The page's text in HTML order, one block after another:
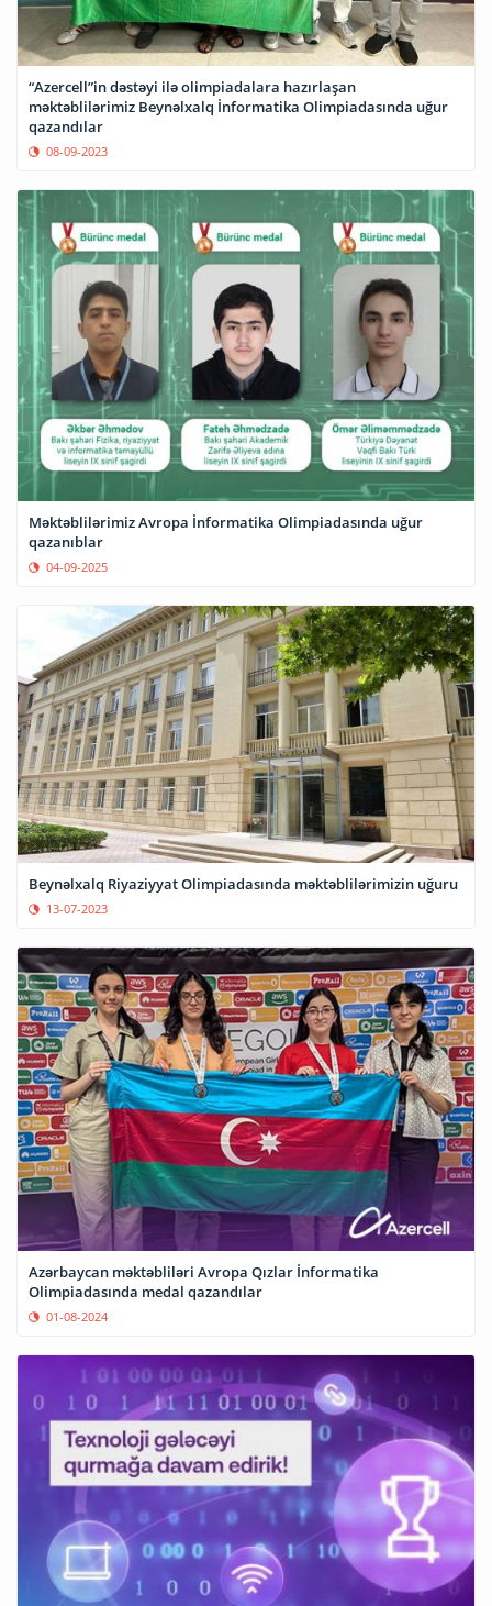
“Azercell”in dəstəyi ilə olimpiadalara hazırlaşan
məktəblilərimiz Beynəlxalq İnformatika Olimpiadasında uğur
qazandılar
08-09-2023
Məktəblilərimiz Avropa İnformatika Olimpiadasında uğur
qazanıblar
04-09-2025
Beynəlxalq Riyaziyyat Olimpiadasında məktəblilərimizin uğuru
13-07-2023
Azərbaycan məktəbliləri Avropa Qızlar İnformatika
Olimpiadasında medal qazandılar
01-08-2024